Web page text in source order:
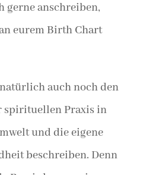
anschreiben,
eurem Birth Chart
auch noch den
spirituellen Praxis in
und die eigene
beschreiben. Denn